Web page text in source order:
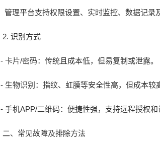
管理平台支持权限设置、实时监控、数据记录
2. 识别方式
- 卡片/密码：传统且成本低，但易复制或泄露。
- 生物识别：指纹、虹膜等安全性高，但成本较
- 手机APP/二维码：便捷性强，支持远程授权和
二、常见故障及排除方法